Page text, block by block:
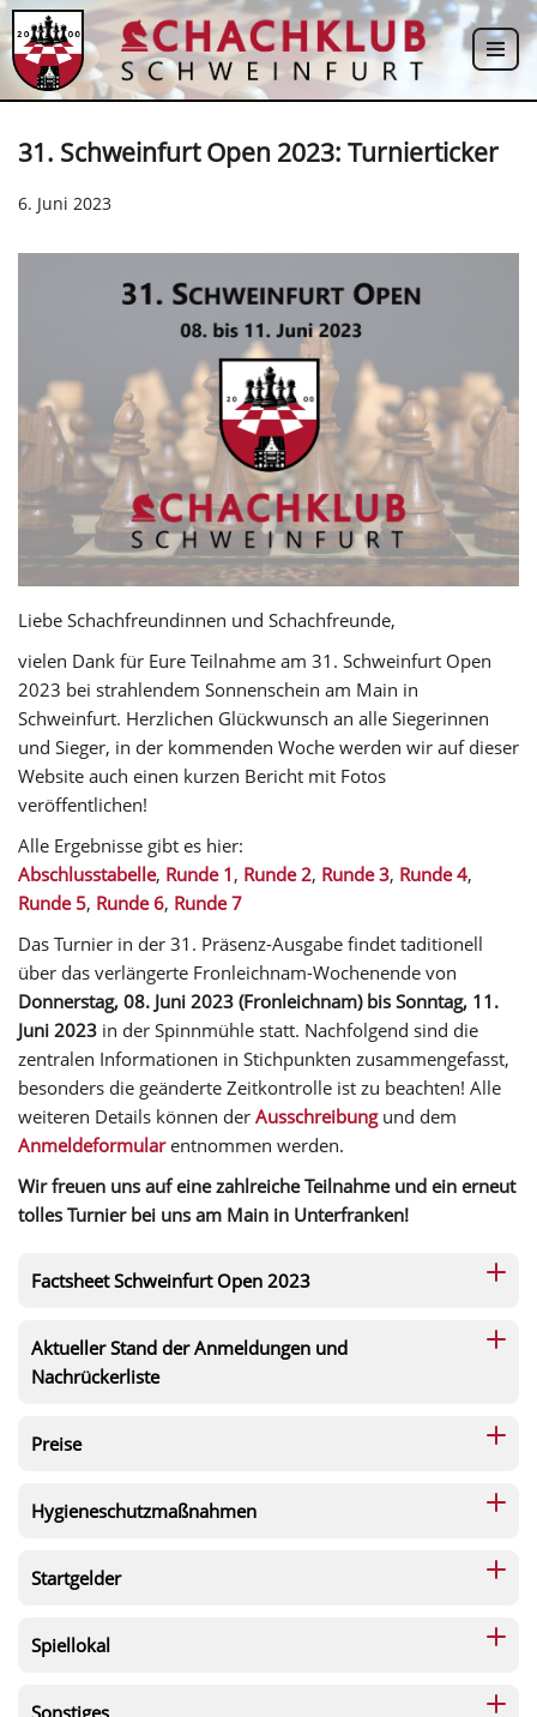
Zum
Inhalt
31. Schweinfurt Open 2023: Turnierticker
6. Juni 2023
Liebe Schachfreundinnen und Schachfreunde,
vielen Dank für Eure Teilnahme am 31. Schweinfurt Open
2023 bei strahlendem Sonnenschein am Main in
Schweinfurt. Herzlichen Glückwunsch an alle Siegerinnen
und Sieger, in der kommenden Woche werden wir auf dieser
Website auch einen kurzen Bericht mit Fotos
veröffentlichen!
Alle Ergebnisse gibt es hier:
Abschlusstabelle, Runde 1 , Runde 2, Runde 3, Runde 4,
Runde 5, Runde 6, Runde 7
Das Turnier in der 31. Präsenz-Ausgabe findet taditionell
über das verlängerte Fronleichnam-Wochenende von
Donnerstag, 08. Juni 2023 (Fronleichnam) bis Sonntag, 11.
Juni 2023 in der Spinnmühle statt. Nachfolgend sind die
zentralen Informationen in Stichpunkten zusammengefasst,
besonders die geänderte Zeitkontrolle ist zu beachten! Alle
weiteren Details können der Ausschreibungund dem
Anmeldeformularentnommen werden.
Wir freuen uns auf eine zahlreiche Teilnahme und ein erneut
tolles Turnier bei uns am Main in Unterfranken!
Factsheet Schweinfurt Open 2023
Aktueller Stand der Anmeldungen und
Nachrückerliste
Preise
Hygieneschutzmaßnahmen
Startgelder
Spiellokal